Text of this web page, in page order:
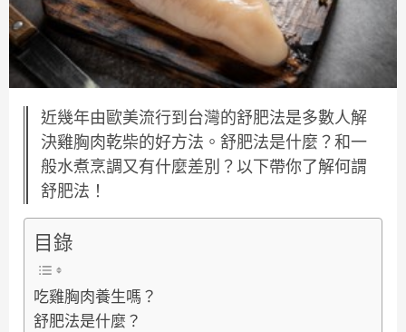
近幾年由歐美流行到台灣的舒肥法是多數人解
決雞胸肉乾柴的好方法。舒肥法是什麼？和一
般水煮烹調又有什麼差別？以下帶你了解何謂
舒肥法！
目錄
吃雞胸肉養生嗎？
舒肥法是什麼？